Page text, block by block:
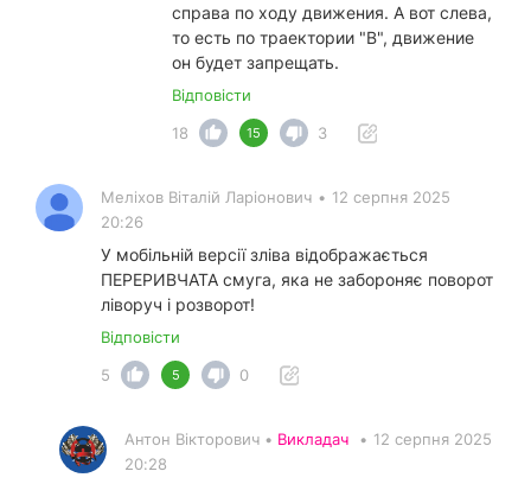
справа по ходу движения. А вот слева,
то есть по траектории "В", движение
он будет запрещать.
Відповісти
18
15 3
Меліхов Віталій Ларіонович • 12 серпня 2025
20:26
У мобільній версії зліва відображається
ПЕРЕРИВЧАТА смуга, яка не забороняє поворот
ліворуч і розворот!
Відповісти
5
5 0
Антон Вікторович • Викладач • 12 серпня 2025
20:28